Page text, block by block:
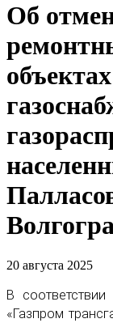
Об
20 августа 2025
В
«Газпром